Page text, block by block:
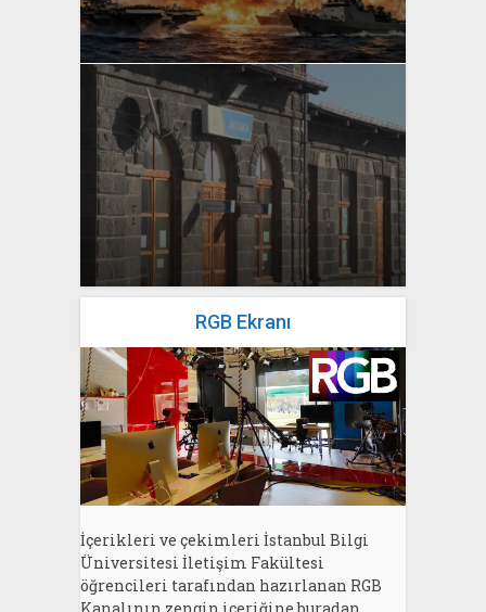
yazan
Bahri Ak
RGB Ekranı
İçerikleri ve çekimleri İstanbul Bilgi
Üniversitesi İletişim Fakültesi
öğrencileri tarafından hazırlanan RGB